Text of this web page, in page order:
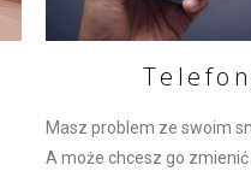
Masz problem ze swoim
A może chcesz go zmienić